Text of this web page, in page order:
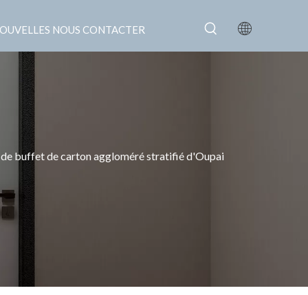
NOUS CONTACTER
de buffet de carton aggloméré stratifié d'Oupai